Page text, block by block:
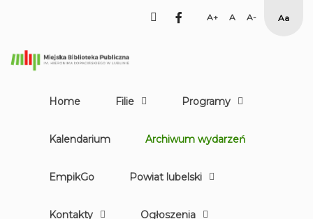
facebook
Set Set
Smaller
High
Home Filie Programy
Kalendarium Archiwum wydarzeń
EmpikGo Powiat lubelski
Kontakty Ogłoszenia